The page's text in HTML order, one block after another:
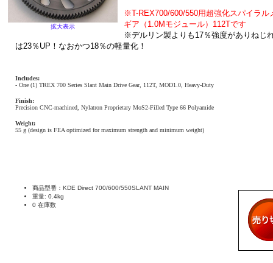
拡大表示
※T-REX700/600/550用超強化スパイラル
ギア（1.0Mモジュール）112Tです
※デルリン製よりも17％強度がありねじ
は23％UP！なおかつ18％の軽量化！
Includes:
- One (1) TREX 700 Series Slant Main Drive Gear, 112T, MOD1.0, Heavy-Duty
Finish:
Precision CNC-machined, Nylatron Proprietary MoS2-Filled Type 66 Polyamide
Weight:
55 g (design is FEA optimized for maximum strength and minimum weight)
商品型番：KDE Direct 700/600/550SLANT MAIN
重量: 0.4kg
0 在庫数